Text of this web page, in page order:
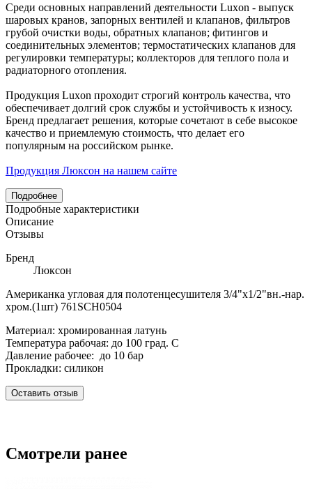
Среди основных направлений деятельности Luxon - выпуск
шаровых кранов, запорных вентилей и клапанов, фильтров
грубой очистки воды, обратных клапанов; фитингов и
соединительных элементов; термостатических клапанов для
регулировки температуры; коллекторов для теплого пола и
радиаторного отопления.
Продукция Luxon проходит строгий контроль качества, что
обеспечивает долгий срок службы и устойчивость к износу.
Бренд предлагает решения, которые сочетают в себе высокое
качество и приемлемую стоимость, что делает его
популярным на российском рынке.
Продукция Люксон на нашем сайте
Подробнее
Подробные характеристики
Описание
Отзывы
Бренд
Люксон
Американка угловая для полотенцесушителя 3/4"х1/2"вн.-нар.
хром.(1шт) 761SCH0504
Материал: хромированная латунь
Температура рабочая: до 100 град. С
Давление рабочее: до 10 бар
Прокладки: силикон
Оставить отзыв
Смотрели ранее